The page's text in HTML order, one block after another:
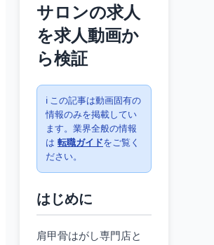
サロンの求人
を求人動画か
ら検証
ℹ️ この記事は動画固有の
情報のみを掲載してい
ます。業界全般の情報
は 転職ガイドをご覧く
ださい。
はじめに
肩甲骨はがし専門店と